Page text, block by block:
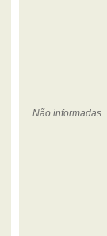
Não informadas